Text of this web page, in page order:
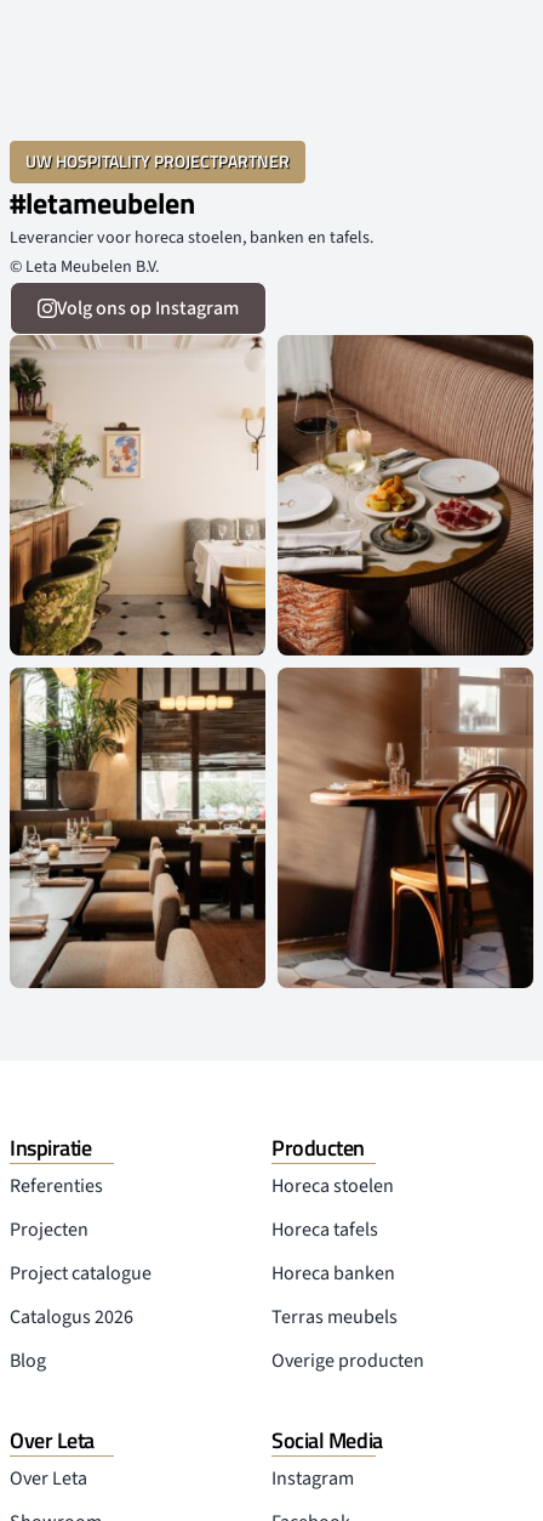
UW HOSPITALITY PROJECTPARTNER
#letameubelen
Leverancier voor horeca stoelen, banken en tafels.
© Leta Meubelen B.V.
Volg ons op Instagram
Inspiratie
Referenties
Projecten
Project catalogue
Catalogus 2026
Blog
Producten
Horeca stoelen
Horeca tafels
Horeca banken
Terras meubels
Overige producten
Over Leta
Over Leta
Social Media
Instagram